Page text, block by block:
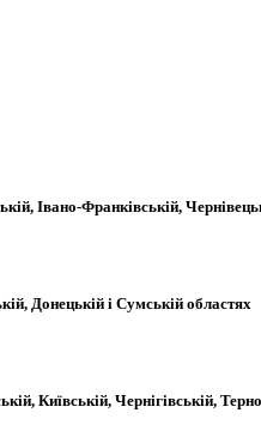
Івано-Франківській,
Донецькій і Сумській областях
Київській, Чернігівській,